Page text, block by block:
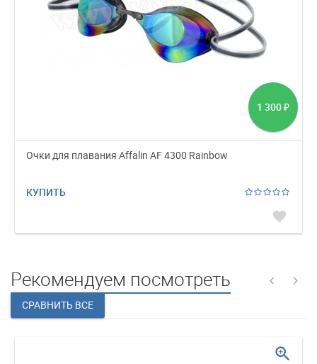
1 300 ₽
Очки для плавания Affalin AF 4300 Rainbow
КУПИТЬ
favorite
Рекомендуем посмотреть
zoom_in